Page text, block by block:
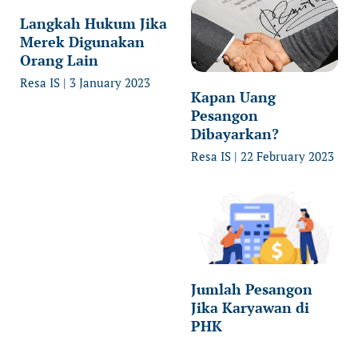
Langkah Hukum Jika
Merek Digunakan
Orang Lain
Resa IS 3 January 2023
Kapan Uang
Pesangon
Dibayarkan?
Resa IS 22 February 2023
Jumlah Pesangon
Jika Karyawan di
PHK